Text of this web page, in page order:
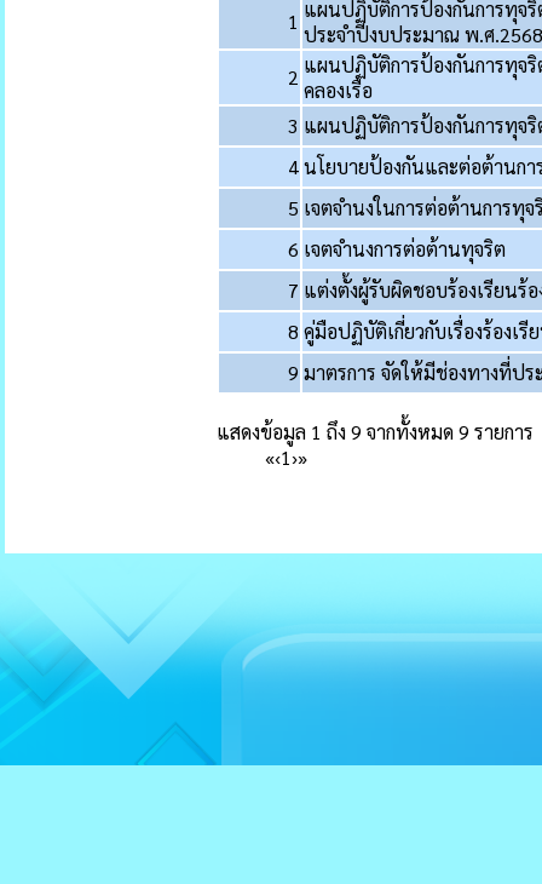
1 แผนปฏิบัติการป้องกันการทุจริ
ประจำปีงบประมาณ พ.ศ.2568
2 แผนปฏิบัติการป้องกันการทุจ
คลองเรือ
3 แผนปฏิบัติการป้องกันการทุจ
4นโยบายป้องกันและต่อต้านกา
5 เจตจำนงในการต่อต้านการทุจ
6 เจตจำนงการต่อต้านทุจริต
7 แต่งตั้งผู้รับผิดชอบร้องเรียนร้
8 คู่มือปฏิบัติเกี่ยวกับเรื่องร้องเรี
9 มาตรการ จัดให้มีช่องทางที่ป
แสดงข้อมูล 1 ถึง 9 จากทั้งหมด 9 รายการ
«‹1›»